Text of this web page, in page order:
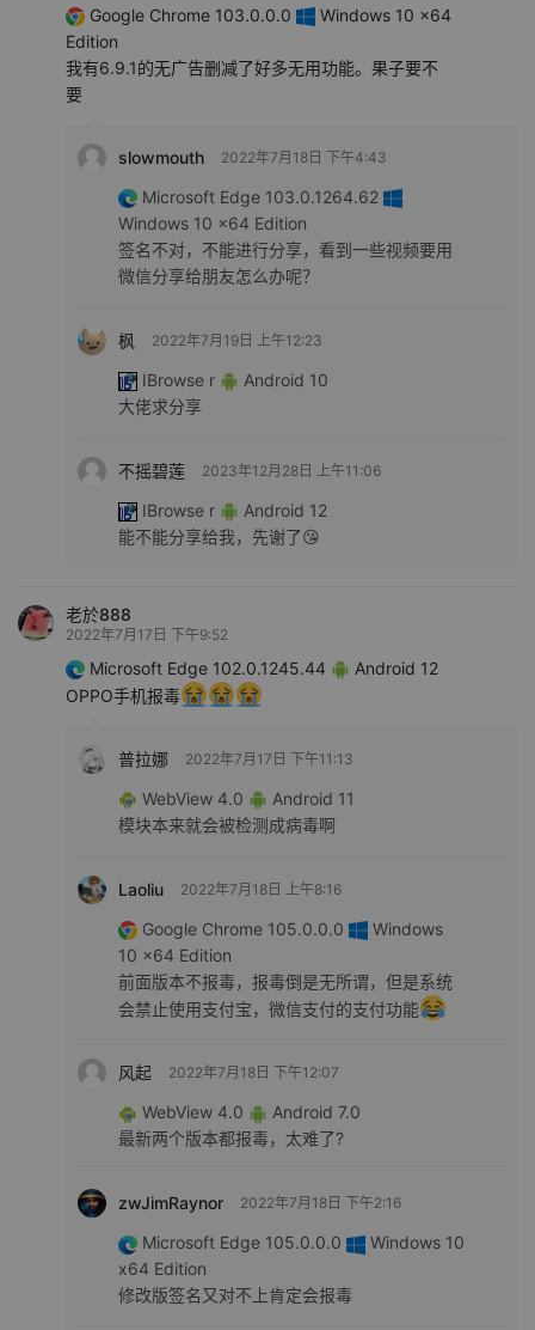
Google Chrome 103.0.0.0
Windows 10 x64
Edition
我有6.9.1的无广告删减了好多无用功能。果子要不
要
slowmouth 2022年7月18日 下午4:43
Microsoft Edge 103.0.1264.62
Windows 10 x64 Edition
签名不对，不能进行分享，看到一些视频要用
微信分享给朋友怎么办呢？
枫 2022年7月19日 上午12:23
IBrowse r
Android 10
大佬求分享
不摇碧莲 2023年12月28日 上午11:06
IBrowse r
Android 12
能不能分享给我，先谢了😘
老於888
2022年7月17日 下午9:52
Microsoft Edge 102.0.1245.44
Android 12
OPPO手机报毒
普拉娜 2022年7月17日 下午11:13
WebView 4.0
Android 11
模块本来就会被检测成病毒啊
Laoliu 2022年7月18日 上午8:16
Google Chrome 105.0.0.0
Windows
10 x64 Edition
前面版本不报毒，报毒倒是无所谓，但是系统
会禁止使用支付宝，微信支付的支付功能
风起 2022年7月18日 下午12:07
WebView 4.0
Android 7.0
最新两个版本都报毒，太难了?
zwJimRaynor 2022年7月18日 下午2:16
Microsoft Edge 105.0.0.0
Windows 10
x64 Edition
修改版签名又对不上肯定会报毒